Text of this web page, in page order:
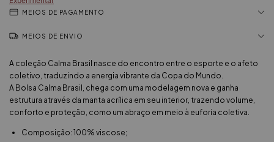
MEIOS DE PAGAMENTO
MEIOS DE ENVIO
A coleção Calma Brasil nasce do encontro entre o esporte e o afeto
coletivo, traduzindo a energia vibrante da Copa do Mundo.
A Bolsa Calma Brasil, chega com uma modelagem nova e ganha
estrutura através da manta acrílica em seu interior, trazendo volume,
conforto e proteção, como um abraço em meio à euforia coletiva.
Composição: 100% viscose;